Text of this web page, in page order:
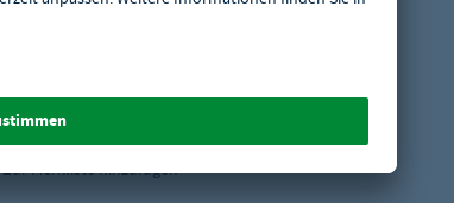
GN-Maß: 1/3
Bitte beachten Sie das Abnahmeintervall von 6
Stück.
Zur Merkliste hinzufügen